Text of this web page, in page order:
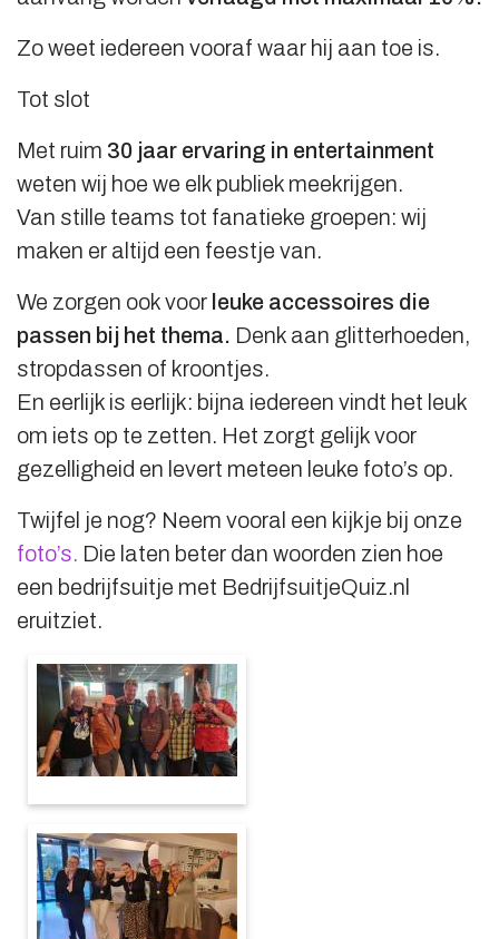
Zo weet iedereen vooraf waar hij aan toe is.
Tot slot
Met ruim 30 jaar ervaring in entertainment
weten wij hoe we elk publiek meekrijgen.
Van stille teams tot fanatieke groepen: wij
maken er altijd een feestje van.
We zorgen ook voor leuke accessoires die
passen bij het thema. Denk aan glitterhoeden,
stropdassen of kroontjes.
En eerlijk is eerlijk: bijna iedereen vindt het leuk
om iets op te zetten. Het zorgt gelijk voor
gezelligheid en levert meteen leuke foto’s op.
Twijfel je nog? Neem vooral een kijkje bij onze
foto’s. Die laten beter dan woorden zien hoe
een bedrijfsuitje met BedrijfsuitjeQuiz.nl
eruitziet.